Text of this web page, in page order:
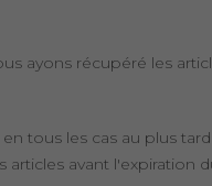
ayons récupéré les
tous les cas au plus
avant l'expiration